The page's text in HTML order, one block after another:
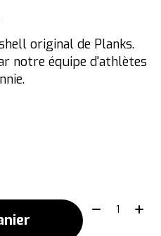
original de Planks.
notre équipe d'athlètes
Quantité: